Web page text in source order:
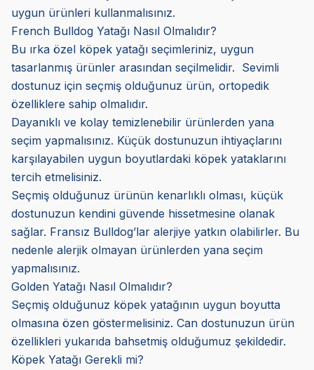
uygun ürünleri kullanmalısınız.
French Bulldog Yatağı Nasıl Olmalıdır?
Bu ırka özel köpek yatağı seçimleriniz, uygun
tasarlanmış ürünler arasından seçilmelidir. Sevimli
dostunuz için seçmiş olduğunuz ürün, ortopedik
özelliklere sahip olmalıdır.
Dayanıklı ve kolay temizlenebilir ürünlerden yana
seçim yapmalısınız. Küçük dostunuzun ihtiyaçlarını
karşılayabilen uygun boyutlardaki köpek yataklarını
tercih etmelisiniz.
Seçmiş olduğunuz ürünün kenarlıklı olması, küçük
dostunuzun kendini güvende hissetmesine olanak
sağlar. Fransız Bulldog’lar alerjiye yatkın olabilirler. Bu
nedenle alerjik olmayan ürünlerden yana seçim
yapmalısınız.
Golden Yatağı Nasıl Olmalıdır?
Seçmiş olduğunuz köpek yatağının uygun boyutta
olmasına özen göstermelisiniz. Can dostunuzun ürün
özellikleri yukarıda bahsetmiş olduğumuz şekildedir.
Köpek Yatağı Gerekli mi?